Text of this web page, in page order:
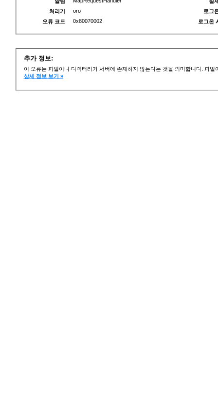
처리기
oro
오류 코드
0x80070002
로그
로그온
추가 정보:
이 오류는 파일이나 디렉터리가 서버에 존재하지 않는다는 것을 의미합니다. 파
상세 정보 보기 »